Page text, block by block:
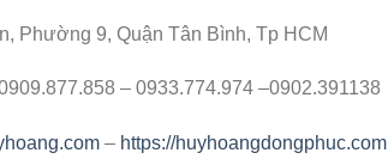
Phường 9, Quận Tân Bình, Tp HCM
– 0933.774.974 –0902.391138
– https://huyhoangdongphuc.com